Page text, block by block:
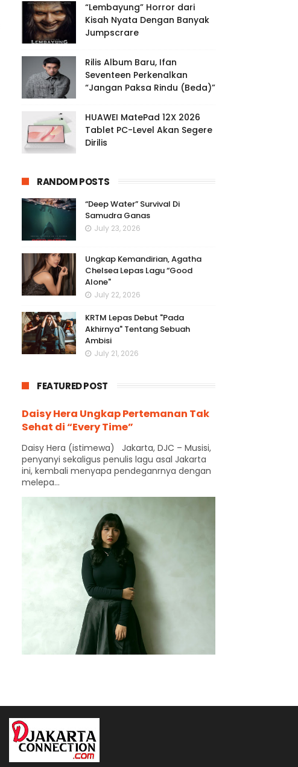
“Lembayung” Horror dari
Kisah Nyata Dengan Banyak
Jumpscrare
Rilis Album Baru, Ifan
Seventeen Perkenalkan
“Jangan Paksa Rindu (Beda)”
HUAWEI MatePad 12X 2026
Tablet PC-Level Akan Segere
Dirilis
RANDOM POSTS
“Deep Water” Survival Di
Samudra Ganas
July 23, 2026
Ungkap Kemandirian, Agatha
Chelsea Lepas Lagu “Good
Alone"
July 22, 2026
KRTM Lepas Debut "Pada
Akhirnya" Tentang Sebuah
Ambisi
July 21, 2026
FEATURED POST
Daisy Hera Ungkap Pertemanan Tak
Sehat di “Every Time”
Daisy Hera (istimewa) Jakarta, DJC – Musisi,
penyanyi sekaligus penulis lagu asal Jakarta
ini, kembali menyapa pendeganrnya dengan
melepa...